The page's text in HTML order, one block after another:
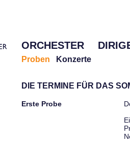
ORCHESTER
Proben Konzerte
DIE TERMINE FÜR DAS
Erste Probe